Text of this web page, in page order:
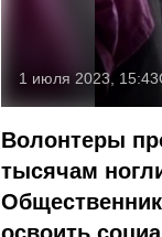
1 июля 2023, 15:43
Волонтеры
тысячам